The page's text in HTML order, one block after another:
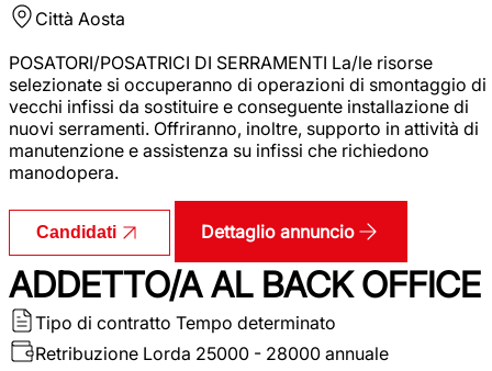
Città Aosta
POSATORI/POSATRICI DI SERRAMENTI La/le risorse
selezionate si occuperanno di operazioni di smontaggio di
vecchi infissi da sostituire e conseguente installazione di
nuovi serramenti. Offriranno, inoltre, supporto in attività di
manutenzione e assistenza su infissi che richiedono
manodopera.
Candidati Dettaglio annuncio
ADDETTO/A AL BACK OFFICE
Tipo di contratto Tempo determinato
Retribuzione Lorda 25000 - 28000 annuale